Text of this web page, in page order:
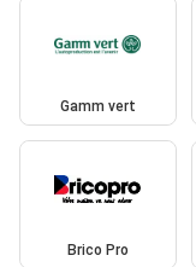
Gamm vert
Brico Pro